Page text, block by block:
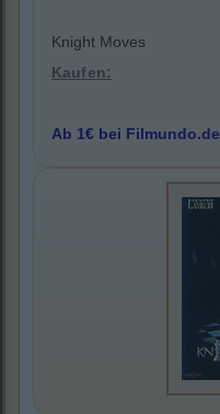
Knight Moves
Kaufen:
Ab 1€ bei Filmundo.de